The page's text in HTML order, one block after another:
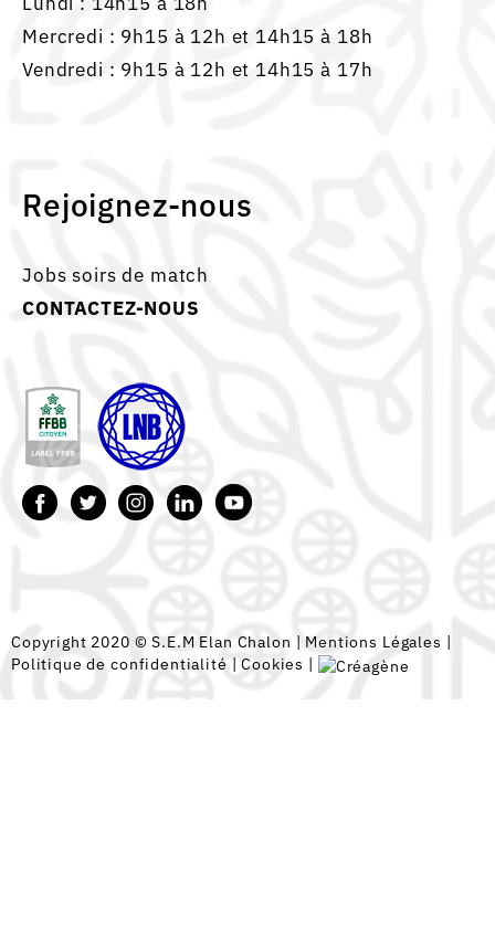
Mercredi : 9h15 à 12h et 14h15 à 18h
Vendredi : 9h15 à 12h et 14h15 à 17h
Rejoignez-nous
Jobs soirs de match
CONTACTEZ-NOUS
Copyright 2020 © S.E.M Elan Chalon | Mentions Légales |
Politique de confidentialité |Cookies |